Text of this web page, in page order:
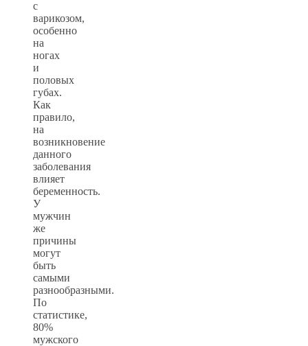
с
варикозом,
особенно
на
ногах
и
половых
губах.
Как
правило,
на
возникновение
данного
заболевания
влияет
беременность.
У
мужчин
же
причины
могут
быть
самыми
разнообразными.
По
статистике,
80%
мужского